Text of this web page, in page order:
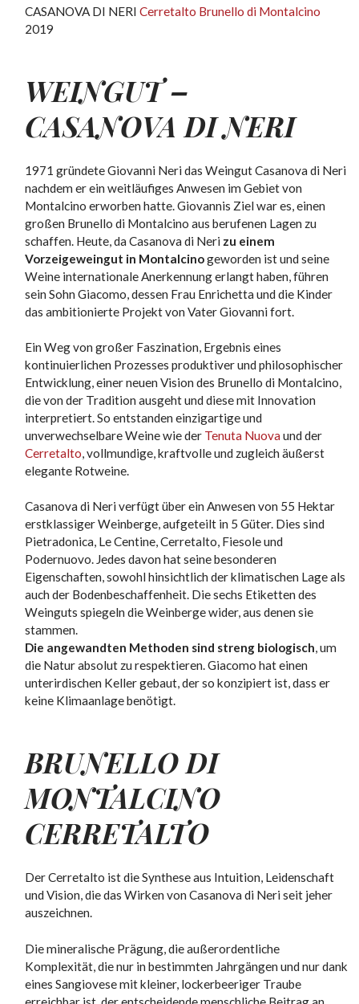
CASANOVA DI NERICerretalto Brunello di Montalcino
2019
WEINGUT –
CASANOVA DI NERI
1971 gründete Giovanni Neri das Weingut Casanova di Neri
nachdem er ein weitläufiges Anwesen im Gebiet von
Montalcino erworben hatte. Giovannis Ziel war es, einen
großen Brunello di Montalcino aus berufenen Lagen zu
schaffen. Heute, da Casanova di Neri zu einem
Vorzeigeweingut in Montalcinogeworden ist und seine
Weine internationale Anerkennung erlangt haben, führen
sein Sohn Giacomo, dessen Frau Enrichetta und die Kinder
das ambitionierte Projekt von Vater Giovanni fort.
Ein Weg von großer Faszination, Ergebnis eines
kontinuierlichen Prozesses produktiver und philosophischer
Entwicklung, einer neuen Vision des Brunello di Montalcino,
die von der Tradition ausgeht und diese mit Innovation
interpretiert. So entstanden einzigartige und
unverwechselbare Weine wie der Tenuta Nuovaund der
Cerretalto, vollmundige, kraftvolle und zugleich äußerst
elegante Rotweine.
Casanova di Neri verfügt über ein Anwesen von 55 Hektar
erstklassiger Weinberge, aufgeteilt in 5 Güter. Dies sind
Pietradonica, Le Centine, Cerretalto, Fiesole und
Podernuovo. Jedes davon hat seine besonderen
Eigenschaften, sowohl hinsichtlich der klimatischen Lage als
auch der Bodenbeschaffenheit. Die sechs Etiketten des
Weinguts spiegeln die Weinberge wider, aus denen sie
stammen.
Die angewandten Methoden sind streng biologisch, um
die Natur absolut zu respektieren. Giacomo hat einen
unterirdischen Keller gebaut, der so konzipiert ist, dass er
keine Klimaanlage benötigt.
BRUNELLO DI
MONTALCINO
CERRETALTO
Der Cerretalto ist die Synthese aus Intuition, Leidenschaft
und Vision, die das Wirken von Casanova di Neri seit jeher
auszeichnen.
Die mineralische Prägung, die außerordentliche
Komplexität, die nur in bestimmten Jahrgängen und nur dank
eines Sangiovese mit kleiner, lockerbeeriger Traube